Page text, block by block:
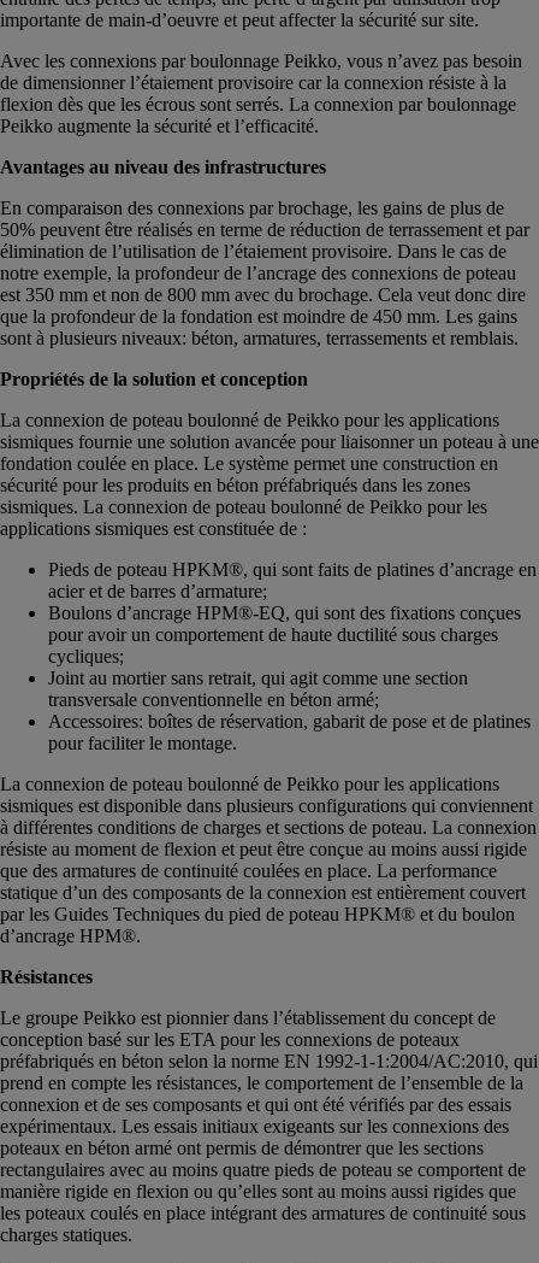
importante de main-d’oeuvre et peut affecter la sécurité sur site.
Avec les connexions par boulonnage Peikko, vous n’avez pas besoin
de dimensionner l’étaiement provisoire car la connexion résiste à la
flexion dès que les écrous sont serrés. La connexion par boulonnage
Peikko augmente la sécurité et l’efficacité.
Avantages au niveau des infrastructures
En comparaison des connexions par brochage, les gains de plus de
50% peuvent être réalisés en terme de réduction de terrassement et par
élimination de l’utilisation de l’étaiement provisoire. Dans le cas de
notre exemple, la profondeur de l’ancrage des connexions de poteau
est 350 mm et non de 800 mm avec du brochage. Cela veut donc dire
que la profondeur de la fondation est moindre de 450 mm. Les gains
sont à plusieurs niveaux: béton, armatures, terrassements et remblais.
Propriétés de la solution et conception
La connexion de poteau boulonné de Peikko pour les applications
sismiques fournie une solution avancée pour liaisonner un poteau à une
fondation coulée en place. Le système permet une construction en
sécurité pour les produits en béton préfabriqués dans les zones
sismiques. La connexion de poteau boulonné de Peikko pour les
applications sismiques est constituée de :
Pieds de poteau HPKM®, qui sont faits de platines d’ancrage en
acier et de barres d’armature;
Boulons d’ancrage HPM®-EQ, qui sont des fixations conçues
pour avoir un comportement de haute ductilité sous charges
cycliques;
Joint au mortier sans retrait, qui agit comme une section
transversale conventionnelle en béton armé;
Accessoires: boîtes de réservation, gabarit de pose et de platines
pour faciliter le montage.
La connexion de poteau boulonné de Peikko pour les applications
sismiques est disponible dans plusieurs configurations qui conviennent
à différentes conditions de charges et sections de poteau. La connexion
résiste au moment de flexion et peut être conçue au moins aussi rigide
que des armatures de continuité coulées en place. La performance
statique d’un des composants de la connexion est entièrement couvert
par les Guides Techniques du pied de poteau HPKM® et du boulon
d’ancrage HPM®.
Résistances
Le groupe Peikko est pionnier dans l’établissement du concept de
conception basé sur les ETA pour les connexions de poteaux
préfabriqués en béton selon la norme EN 1992-1-1:2004/AC:2010, qui
prend en compte les résistances, le comportement de l’ensemble de la
connexion et de ses composants et qui ont été vérifiés par des essais
expérimentaux. Les essais initiaux exigeants sur les connexions des
poteaux en béton armé ont permis de démontrer que les sections
rectangulaires avec au moins quatre pieds de poteau se comportent de
manière rigide en flexion ou qu’elles sont au moins aussi rigides que
les poteaux coulés en place intégrant des armatures de continuité sous
charges statiques.